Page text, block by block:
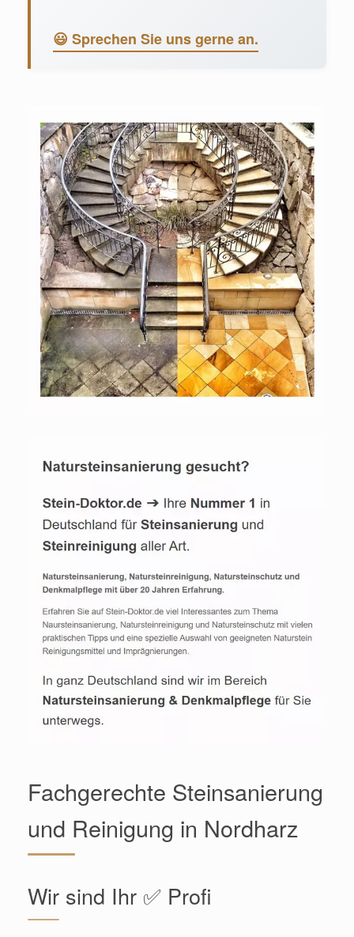
😃 Sprechen Sie uns gerne an.
Fachgerechte Steinsanierung
und Reinigung in Nordharz
Wir sind Ihr ✅ Profi